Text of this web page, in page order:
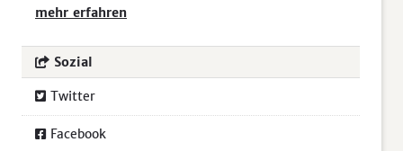
mehr erfahren
Sozial
Twitter
Facebook